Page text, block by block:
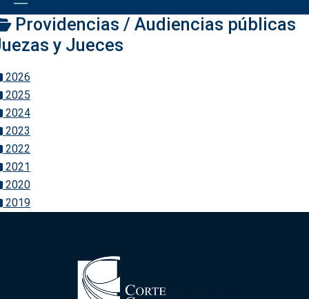
Providencias / Audiencias públicas
y Jueces
2026
2025
2024
2023
2022
2021
2020
2019